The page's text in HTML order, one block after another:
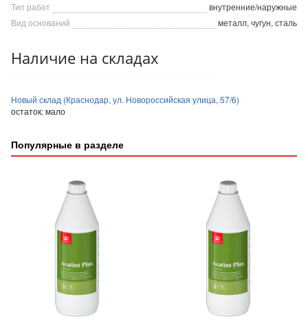
Тип работ
внутренние/наружные
Вид оснований
металл, чугун, сталь
Наличие на складах
Новый склад (Краснодар, ул. Новороссийская улица, 57/6)
остаток:мало
Популярные в разделе